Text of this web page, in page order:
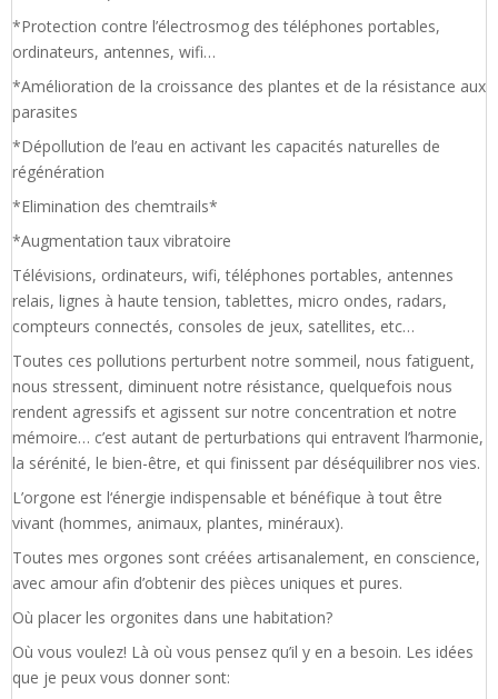
*Protection contre l’électrosmog des téléphones portables,
ordinateurs, antennes, wifi…
*Amélioration de la croissance des plantes et de la résistance aux
parasites
*Dépollution de l’eau en activant les capacités naturelles de
régénération
*Elimination des chemtrails*
*Augmentation taux vibratoire
Télévisions, ordinateurs, wifi, téléphones portables, antennes
relais, lignes à haute tension, tablettes, micro ondes, radars,
compteurs connectés, consoles de jeux, satellites, etc…
Toutes ces pollutions perturbent notre sommeil, nous fatiguent,
nous stressent, diminuent notre résistance, quelquefois nous
rendent agressifs et agissent sur notre concentration et notre
mémoire… c’est autant de perturbations qui entravent l’harmonie,
la sérénité, le bien-être, et qui finissent par déséquilibrer nos vies.
L’orgone est l‘énergie indispensable et bénéfique à tout être
vivant (hommes, animaux, plantes, minéraux).
Toutes mes orgones sont créées artisanalement, en conscience,
avec amour afin d’obtenir des pièces uniques et pures.
Où placer les orgonites dans une habitation?
Où vous voulez! Là où vous pensez qu’il y en a besoin. Les idées
que je peux vous donner sont: